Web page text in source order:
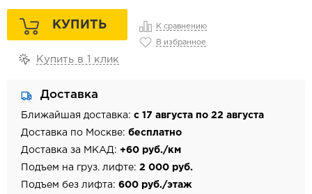
КУПИТЬ К сравнению
В избранное
Купить в 1 клик
Доставка
Ближайшая доставка: с 17 августа по 22 августа
Доставка по Москве: бесплатно
Доставка за МКАД: +60 руб./км
Подъем на груз. лифте: 2 000 руб.
Подъем без лифта: 600 руб./этаж